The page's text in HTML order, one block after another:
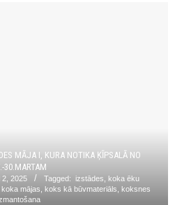
MĀJA I, KURA NOTIKA ĶĪPSALĀ NO
30.MARTAM
2, 2025 Tagged: izstādes
koka ēku
koka mājas koks kā būvmateriāls
koksnes